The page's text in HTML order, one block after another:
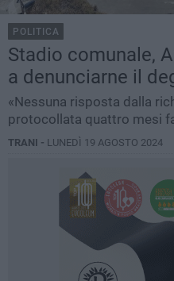
POLITICA
Stadio comunale,
a denunciarne il
«Nessuna risposta dalla
protocollata quattro mesi
TRANI - LUNEDÌ 19 AGOSTO 2024